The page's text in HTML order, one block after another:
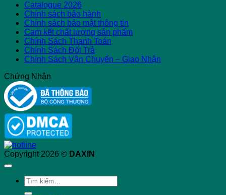
Catalogue 2026
Chính sách bảo hành
Chính sách bảo mật thông tin
Cam kết chất lượng sản phẩm
Chính Sách Thanh Toán
Chính Sách Đổi Trả
Chính Sách Vận Chuyển – Giao Nhận
Chứng Nhận
Copyright 2026 © DAXIN
Tìm
kiếm: